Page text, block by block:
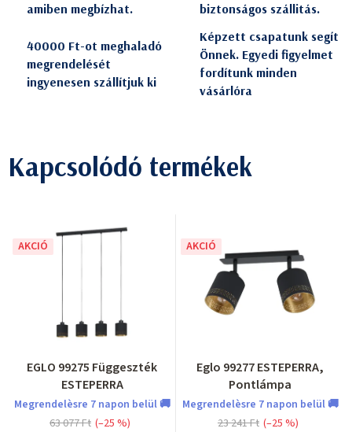
amiben megbízhat.
biztonságos szállitás.
40000 Ft-ot meghaladó
megrendelését
ingyenesen szállítjuk ki
Képzett csapatunk segít
Önnek. Egyedi figyelmet
fordítunk minden
vásárlóra
Kapcsolódó termékek
AKCIÓ
EGLO 99275 Függeszték
ESTEPERRA
Megrendelèsre 7 napon belül 🚚
63 077 Ft (–25 %)
AKCIÓ
Eglo 99277 ESTEPERRA,
Pontlámpa
Megrendelèsre 7 napon belül 🚚
23 241 Ft (–25 %)